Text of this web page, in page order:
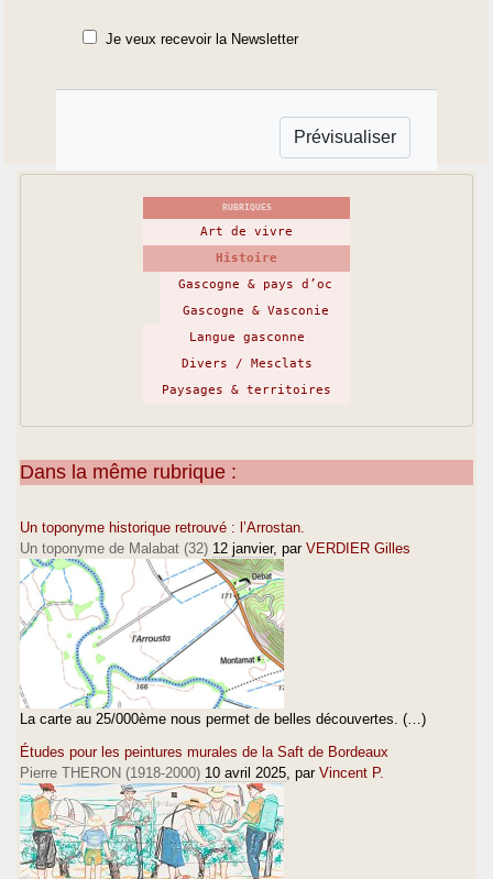
Je veux recevoir la Newsletter
RUBRIQUES
Art de vivre
Histoire
Gascogne & pays d’oc
Gascogne & Vasconie
Langue gasconne
Divers / Mesclats
Paysages & territoires
Dans la même rubrique :
Un toponyme historique retrouvé : l’Arrostan.
Un toponyme de Malabat (32) 12 janvier, par VERDIER Gilles
La carte au 25/000ème nous permet de belles découvertes. (…)
Études pour les peintures murales de la Saft de Bordeaux
Pierre THERON (1918-2000) 10 avril 2025 , par Vincent P.